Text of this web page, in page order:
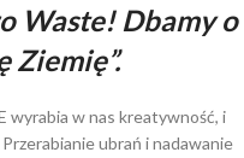
Waste! Dbamy o
Ziemię”.
wyrabia w nas kreatywność, i
ubrań i nadawanie